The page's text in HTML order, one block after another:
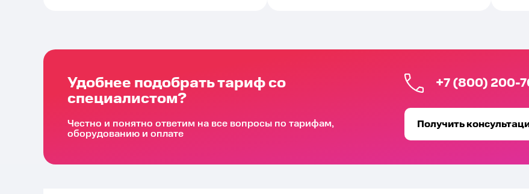
Удобнее подобрать тариф со
специалистом?
Честно и понятно ответим на все вопросы по тарифам,
оборудованию и оплате
+7 (800) 200-
Получить